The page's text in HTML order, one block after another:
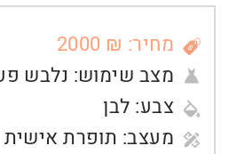
מחיר: ₪ 2000
מצב שימוש: נלבש
צבע: לבן
מעצב: תופרת אישית